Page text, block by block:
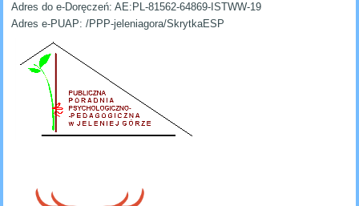
Adres do e-Doręczeń: AE:PL-81562-64869-ISTWW-19
Adres e-PUAP: /PPP-jeleniagora/SkrytkaESP